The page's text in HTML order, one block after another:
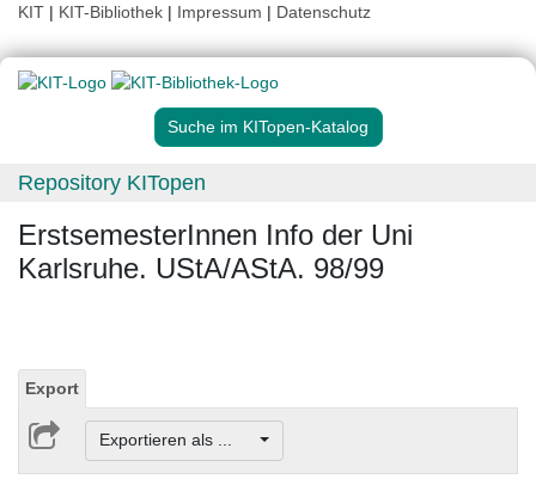
KIT | KIT-Bibliothek | Impressum | Datenschutz
Suche im KITopen-Katalog
Repository KITopen
ErstsemesterInnen Info der Uni
Karlsruhe. UStA/AStA. 98/99
Export
Exportieren als ...